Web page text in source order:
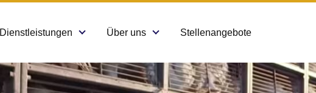
Dienstleistungen Über uns Stellenangebote